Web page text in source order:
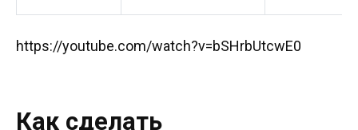
https://youtube.com/watch?v=bSHrbUtcwE0
Как сделать